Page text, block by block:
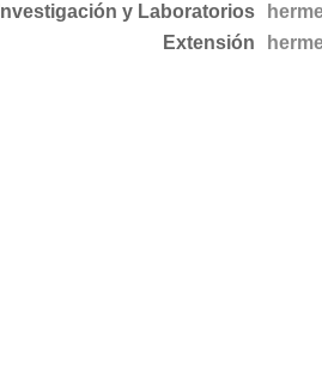
Investigación y Laboratorios
Extensión